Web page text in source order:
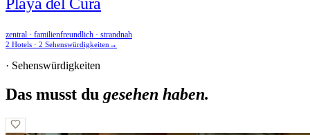
zentral · familienfreundlich · strandnah
2 Hotels · 2 Sehenswürdigkeiten →
· Sehenswürdigkeiten
Das musst du gesehen haben.